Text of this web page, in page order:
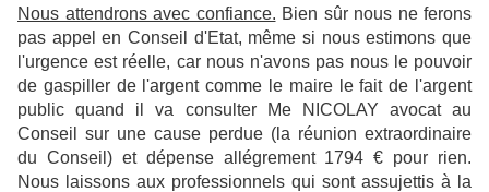
Nous attendrons avec confiance. Bien sûr nous ne ferons
pas appel en Conseil d'Etat, même si nous estimons que
l'urgence est réelle, car nous n'avons pas nous le pouvoir
de gaspiller de l'argent comme le maire le fait de l'argent
public quand il va consulter Me NICOLAY avocat au
Conseil sur une cause perdue (la réunion extraordinaire
du Conseil) et dépense allégrement 1794 € pour rien.
Nous laissons aux professionnels qui sont assujettis à la